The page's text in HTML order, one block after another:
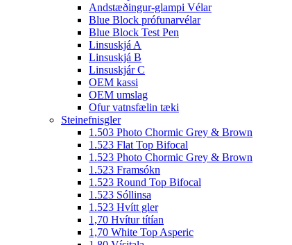
Andstæðingur-glampi Vélar
Blue Block prófunarvélar
Blue Block Test Pen
Linsuskjá A
Linsuskjá B
Linsuskjár C
OEM kassi
OEM umslag
Ofur vatnsfælin tæki
Steinefnisgler
1.503 Photo Chormic Grey & Brown
1.523 Flat Top Bifocal
1.523 Photo Chormic Grey & Brown
1.523 Framsókn
1.523 Round Top Bifocal
1.523 Sóllinsa
1.523 Hvítt gler
1,70 Hvítur títían
1,70 White Top Asperic